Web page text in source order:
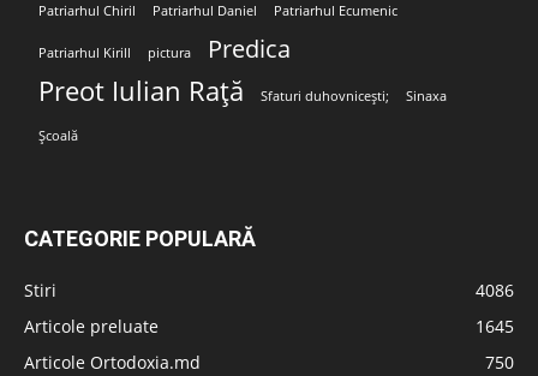
Patriarhul Chiril Patriarhul Daniel Patriarhul Ecumenic
Patriarhul Kirill pictura Predica
Preot Iulian Rață Sfaturi duhovnicești; Sinaxa
Școală
CATEGORIE POPULARĂ
Stiri
4086
Articole preluate
1645
Articole Ortodoxia.md
750